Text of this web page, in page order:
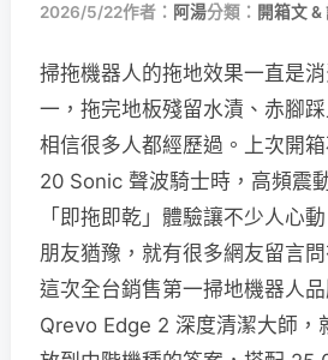
2026/5/22作者： 阿湯分類： 開箱文 &
掃拖機器人的拖地效果一直是
一，拖完地板殘留水漬、赤腳
相信很多人都經歷過。上次開
20 Sonic 聲波騎士時，高頻震
「即拖即乾」體驗讓不少人心
朋友猶豫，就有很多網友留言
這次全台銷售第一掃地機器人
Qrevo Edge 2 深度清潔大師，